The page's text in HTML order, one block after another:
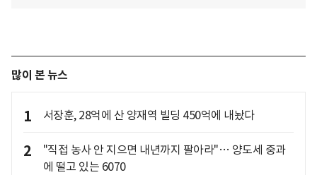
많이 본 뉴스
1 서장훈, 28억에 산 양재역 빌딩 450억에 내놨다
2
"직접 농사 안 지으면 내년까지 팔아라"… 양도세 중과
에 떨고 있는 6070